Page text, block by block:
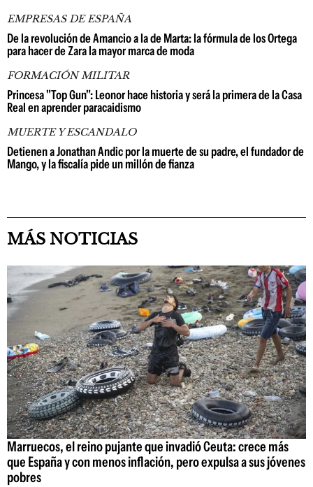
EMPRESAS DE ESPAÑA
De la revolución de Amancio a la de Marta: la fórmula de los Ortega
para hacer de Zara la mayor marca de moda
FORMACIÓN MILITAR
Princesa "Top Gun": Leonor hace historia y será la primera de la Casa
Real en aprender paracaidismo
MUERTE Y ESCANDALO
Detienen a Jonathan Andic por la muerte de su padre, el fundador de
Mango, y la fiscalía pide un millón de fianza
MÁS NOTICIAS
Marruecos, el reino pujante que invadió Ceuta: crece más
que España y con menos inflación, pero expulsa a sus jóvenes
pobres